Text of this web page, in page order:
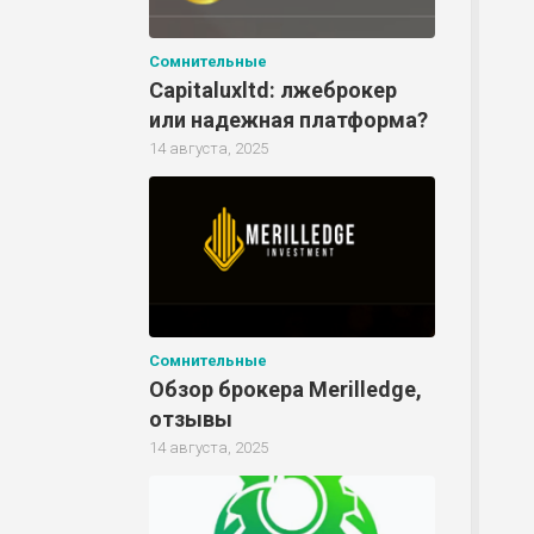
Сомнительные
Capitaluxltd: лжеброкер
или надежная платформа?
14 августа, 2025
Сомнительные
Обзор брокера Merilledge,
отзывы
14 августа, 2025